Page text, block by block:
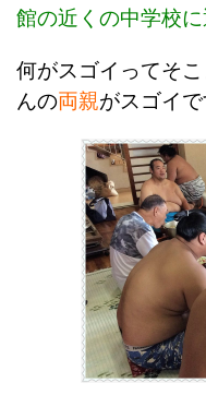
館の近くの中学校
何がスゴイってそ
んの両親がスゴイで